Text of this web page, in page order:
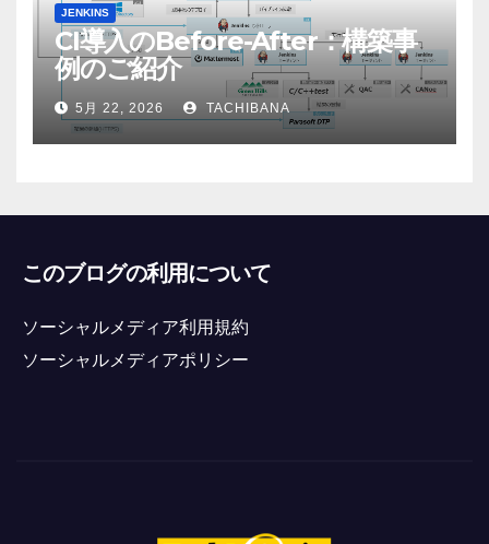
JENKINS
CI導入のBefore-After：構築事
例のご紹介
5月 22, 2026 TACHIBANA
このブログの利用について
ソーシャルメディア利用規約
ソーシャルメディアポリシー